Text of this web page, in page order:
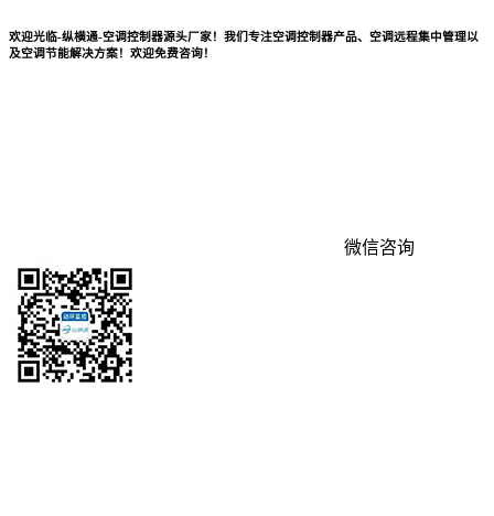
欢迎光临-纵横通-空调控制器源头厂家！我们专注空调控制器产品、空调远程集中管理以
及空调节能解决方案！欢迎免费咨询！
微信咨询